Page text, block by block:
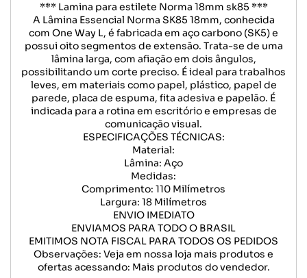
*** Lamina para estilete Norma 18mm sk85 ***
A Lâmina Essencial Norma SK85 18mm, conhecida
com One Way L, é fabricada em aço carbono (SK5) e
possui oito segmentos de extensão. Trata-se de uma
lâmina larga, com afiação em dois ângulos,
possibilitando um corte preciso. É ideal para trabalhos
leves, em materiais como papel, plástico, papel de
parede, placa de espuma, fita adesiva e papelão. É
indicada para a rotina em escritório e empresas de
comunicação visual.
ESPECIFICAÇÕES TÉCNICAS:
Material:
Lâmina: Aço
Medidas:
Comprimento: 110 Milímetros
Largura: 18 Milímetros
ENVIO IMEDIATO
ENVIAMOS PARA TODO O BRASIL
EMITIMOS NOTA FISCAL PARA TODOS OS PEDIDOS
Observações: Veja em nossa loja mais produtos e
ofertas acessando: Mais produtos do vendedor.